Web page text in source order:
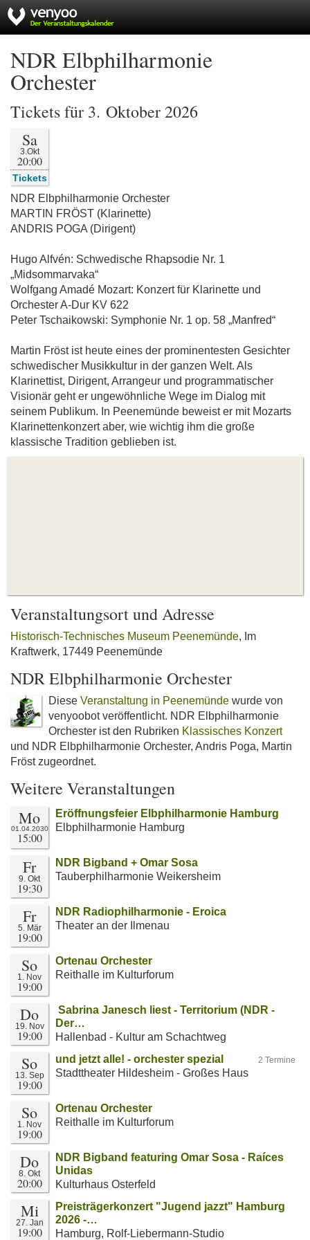
NDR Elbphilharmonie
Orchester
Tickets für 3. Oktober 2026
Sa
3.Okt
20:00
Tickets
NDR Elbphilharmonie Orchester
MARTIN FRÖST (Klarinette)
ANDRIS POGA (Dirigent)
Hugo Alfvén: Schwedische Rhapsodie Nr. 1
„Midsommarvaka“
Wolfgang Amadé Mozart: Konzert für Klarinette und
Orchester A-Dur KV 622
Peter Tschaikowski: Symphonie Nr. 1 op. 58 „Manfred“
Martin Fröst ist heute eines der prominentesten Gesichter
schwedischer Musikkultur in der ganzen Welt. Als
Klarinettist, Dirigent, Arrangeur und programmatischer
Visionär geht er ungewöhnliche Wege im Dialog mit
seinem Publikum. In Peenemünde beweist er mit Mozarts
Klarinettenkonzert aber, wie wichtig ihm die große
klassische Tradition geblieben ist.
Veranstaltungsort und Adresse
Historisch-Technisches Museum Peenemünde, Im
Kraftwerk, 17449 Peenemünde
NDR Elbphilharmonie Orchester
Diese Veranstaltung in Peenemünde wurde von
venyoobot veröffentlicht. NDR Elbphilharmonie
Orchester ist den Rubriken Klassisches Konzert
und NDR Elbphilharmonie Orchester, Andris Poga, Martin
Fröst zugeordnet.
Weitere Veranstaltungen
Mo
01.04.2030
15:00
Eröffnungsfeier Elbphilharmonie Hamburg
Elbphilharmonie Hamburg
Fr
9. Okt
19:30
NDR Bigband + Omar Sosa
Tauberphilharmonie Weikersheim
Fr
5. Mär
19:00
NDR Radiophilharmonie - Eroica
Theater an der Ilmenau
So
1. Nov
19:00
Ortenau Orchester
Reithalle im Kulturforum
Do
19. Nov
19:00
Sabrina Janesch liest - Territorium (NDR -
Der…
Hallenbad - Kultur am Schachtweg
So
13. Sep
19:00
2 Termine
und jetzt alle! - orchester spezial
Stadttheater Hildesheim - Großes Haus
So
1. Nov
19:00
Ortenau Orchester
Reithalle im Kulturforum
Do
8. Okt
20:00
NDR Bigband featuring Omar Sosa - Raíces
Unidas
Kulturhaus Osterfeld
Mi
27. Jan
19:00
Preisträgerkonzert "Jugend jazzt" Hamburg
2026 -…
Hamburg, Rolf-Liebermann-Studio